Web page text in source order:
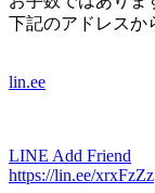
下記のアドレスか
lin.ee
LINE Add Friend
https://lin.ee/xrxFzZz